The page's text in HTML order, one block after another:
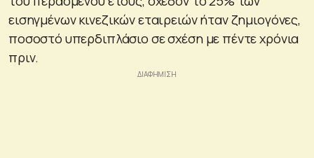
εισηγμένων κινεζικών εταιρειών ήταν ζημιογόνες,
ποσοστό υπερδιπλάσιο σε σχέση με πέντε χρόνια
πριν.